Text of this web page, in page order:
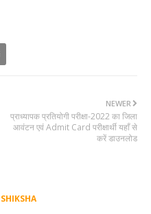
NEWER
प्राध्यापक प्रतियोगी परीक्षा-2022 का जिला
आवंटन एवं Admit Card परीक्षार्थी यहाँ से
करें डाउनलोड
SHIKSHA